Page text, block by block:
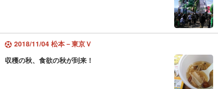
2018/11/04 松本－東京Ｖ
収穫の秋、食欲の秋が到来！